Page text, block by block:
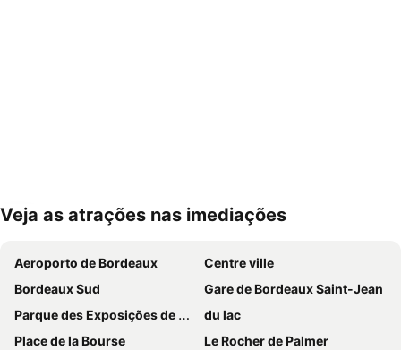
Ampliar mapa
Veja as atrações nas imediações
Aeroporto de Bordeaux
Centre ville
Bordeaux Sud
Gare de Bordeaux Saint-Jean
Parque des Exposições de Bordeaux-Lac
du lac
Place de la Bourse
Le Rocher de Palmer